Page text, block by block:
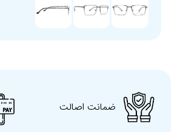
ضمانت اصالت